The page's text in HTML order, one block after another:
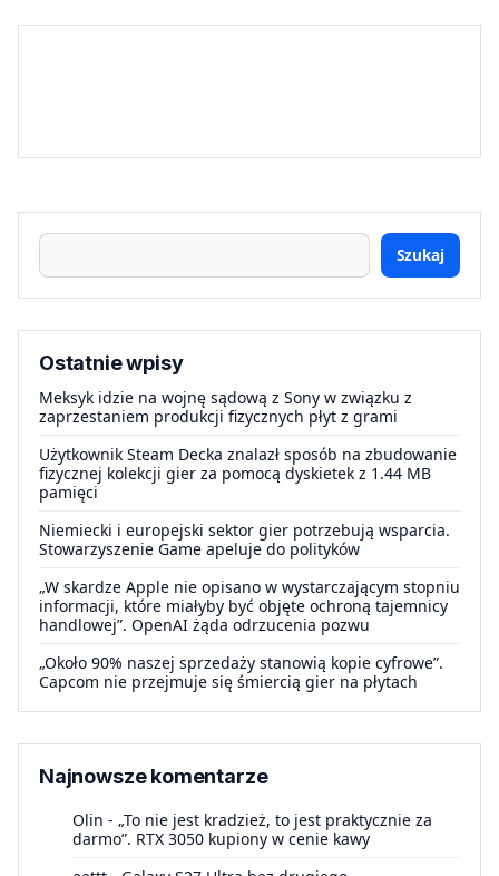
Szukaj
Ostatnie wpisy
Meksyk idzie na wojnę sądową z Sony w związku z
zaprzestaniem produkcji fizycznych płyt z grami
Użytkownik Steam Decka znalazł sposób na zbudowanie
fizycznej kolekcji gier za pomocą dyskietek z 1.44 MB
pamięci
Niemiecki i europejski sektor gier potrzebują wsparcia.
Stowarzyszenie Game apeluje do polityków
„W skardze Apple nie opisano w wystarczającym stopniu
informacji, które miałyby być objęte ochroną tajemnicy
handlowej”. OpenAI żąda odrzucenia pozwu
„Około 90% naszej sprzedaży stanowią kopie cyfrowe”.
Capcom nie przejmuje się śmiercią gier na płytach
Najnowsze komentarze
Olin - „To nie jest kradzież, to jest praktycznie za
darmo”. RTX 3050 kupiony w cenie kawy